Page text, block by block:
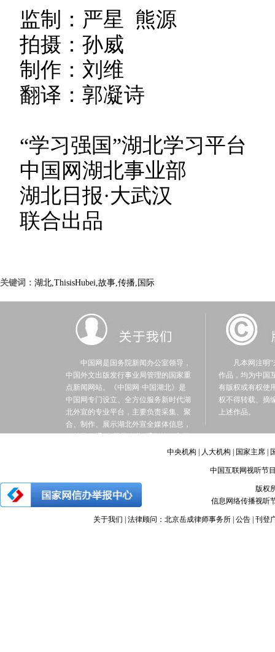
监制：严星 熊源
拍摄：孙威
制作：刘维
翻译：郭凝诗
“学习强国”湖北学习平台
中国网湖北事业部
湖北日报·大武汉
联合出品
关键词： 湖北,ThisisHubei,故事,传播,国际